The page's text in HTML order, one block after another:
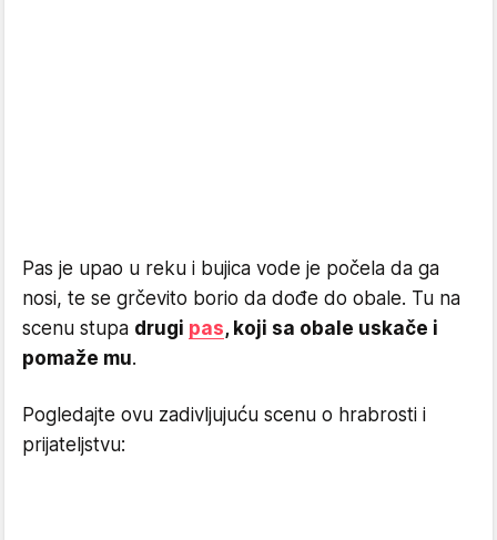
Pas je upao u reku i bujica vode je počela da ga
nosi, te se grčevito borio da dođe do obale. Tu na
scenu stupa drugi pas, koji sa obale uskače i
pomaže mu.
Pogledajte ovu zadivljujuću scenu o hrabrosti i
prijateljstvu: